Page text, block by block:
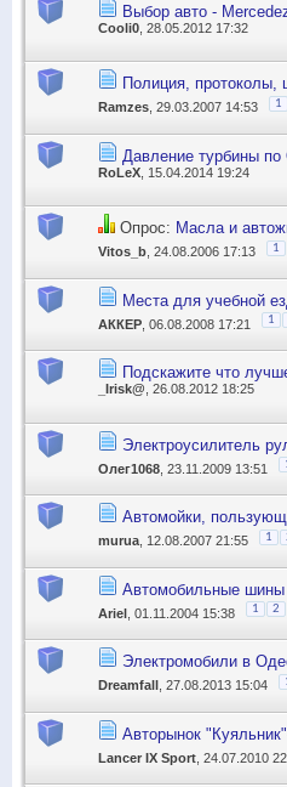
Выбор авто -
Cooli0 , 28.05.2012 17:32
Полиция,
Ramzes , 29.03.2007 14:53 1
Давление турбины по
RoLeX , 15.04.2014 19:24
Опрос: Масла и
Vitos_b , 24.08.2006 17:13 1
Места для учебной
АККЕР , 06.08.2008 17:21 1
Подскажите что
_Irisk@ , 26.08.2012 18:25
Электроусилитель
Олег1068 , 23.11.2009 13:51
Автомойки,
murua , 12.08.2007 21:55 1
Автомобильные шины
Ariel , 01.11.2004 15:38 1 2
Электромобили в
Dreamfall , 27.08.2013 15:04
Авторынок
Lancer IX Sport , 24.07.2010